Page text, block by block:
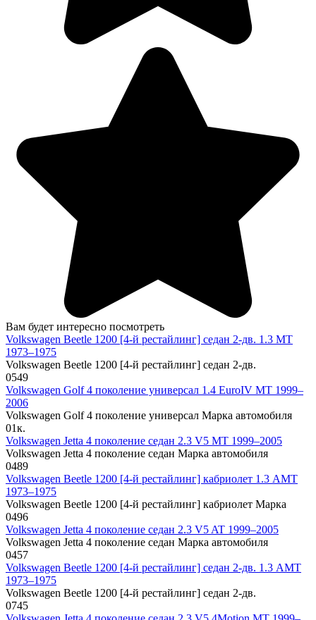
Вам будет интересно посмотреть
Volkswagen Beetle 1200 [4-й рестайлинг] седан 2-дв. 1.3 MT
1973–1975
Volkswagen Beetle 1200 [4-й рестайлинг] седан 2-дв.
0549
Volkswagen Golf 4 поколение универсал 1.4 EuroIV MT 1999–
2006
Volkswagen Golf 4 поколение универсал Марка автомобиля
01к.
Volkswagen Jetta 4 поколение седан 2.3 V5 MT 1999–2005
Volkswagen Jetta 4 поколение седан Марка автомобиля
0489
Volkswagen Beetle 1200 [4-й рестайлинг] кабриолет 1.3 AMT
1973–1975
Volkswagen Beetle 1200 [4-й рестайлинг] кабриолет Марка
0496
Volkswagen Jetta 4 поколение седан 2.3 V5 AT 1999–2005
Volkswagen Jetta 4 поколение седан Марка автомобиля
0457
Volkswagen Beetle 1200 [4-й рестайлинг] седан 2-дв. 1.3 AMT
1973–1975
Volkswagen Beetle 1200 [4-й рестайлинг] седан 2-дв.
0745